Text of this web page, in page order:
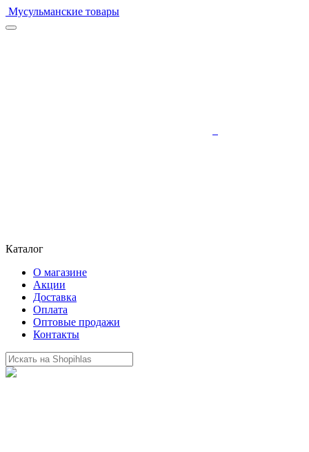
Мусульманские товары
Каталог
О магазине
Акции
Доставка
Оплата
Оптовые продажи
Контакты